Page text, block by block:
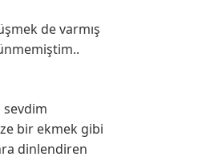
de varmış
sevdim
bir ekmek gibi
dinlendiren